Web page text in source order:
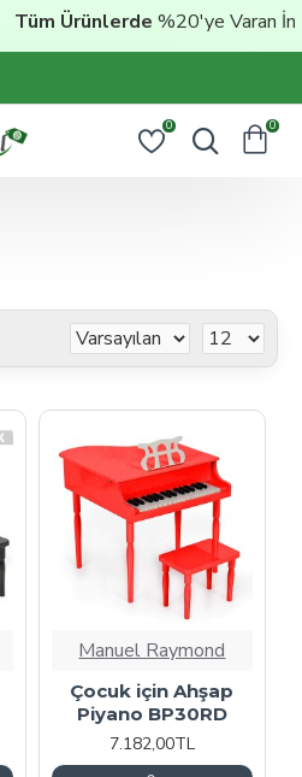
Tüm Ürünlerde%20'ye Varan
0 0
Manuel Raymond
Çocuk için Ahşap
Piyano BP30RD
7.182,00TL